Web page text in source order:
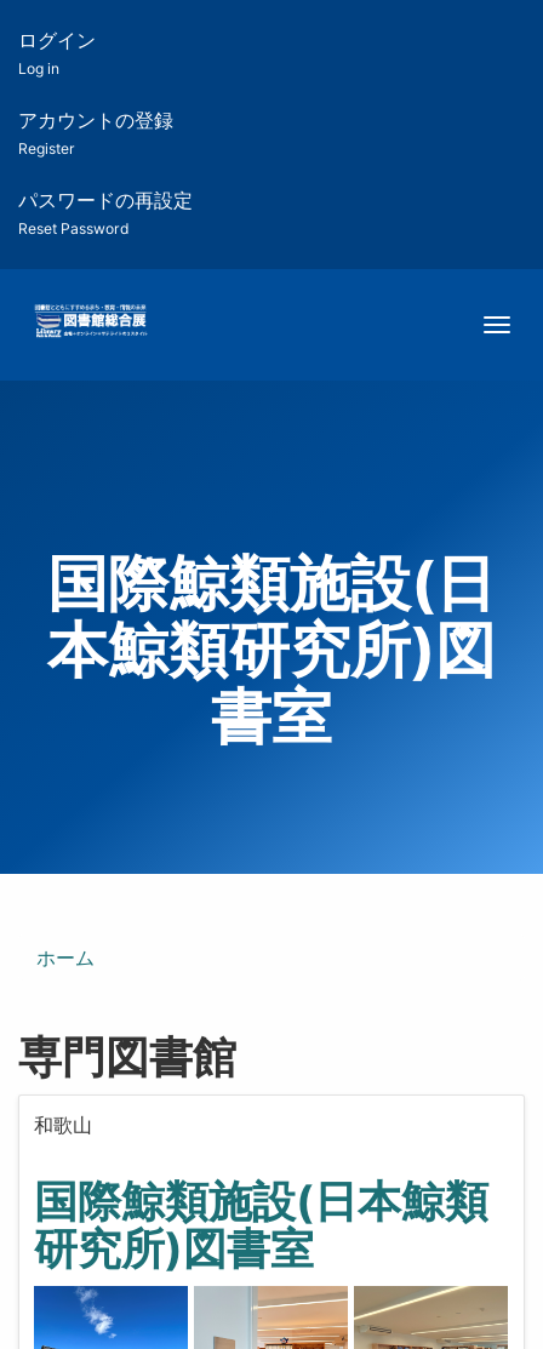
ツ
匿
名
ユ
ー
ー
用
メ
ログイン
Log in
アカウントの登録
Register
パスワードの再設定
Reset Password
国際鯨類施設(日
本鯨類研究所)図
書室
ホーム
専門図書館
和歌山
国際鯨類施設(日本鯨類
研究所)図書室